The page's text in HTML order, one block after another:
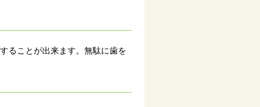
ることが出来ます。無駄に歯を